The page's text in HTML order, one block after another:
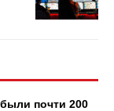
почти 200